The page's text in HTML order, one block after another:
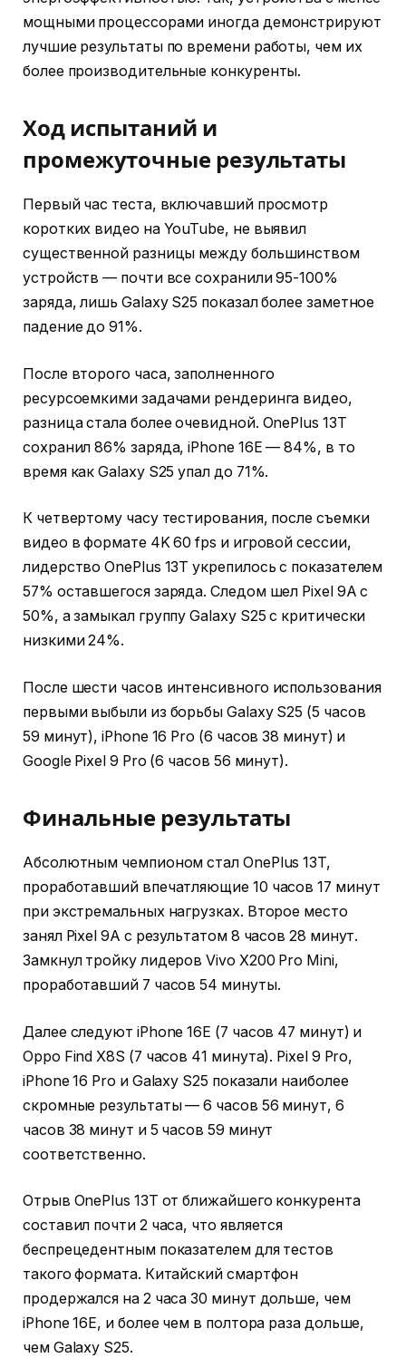
мощными процессорами иногда демонстрируют
лучшие результаты по времени работы, чем их
более производительные конкуренты.
Ход испытаний и
промежуточные результаты
Первый час теста, включавший просмотр
коротких видео на YouTube, не выявил
существенной разницы между большинством
устройств — почти все сохранили 95-100%
заряда, лишь Galaxy S25 показал более заметное
падение до 91%.
После второго часа, заполненного
ресурсоемкими задачами рендеринга видео,
разница стала более очевидной. OnePlus 13T
сохранил 86% заряда, iPhone 16E — 84%, в то
время как Galaxy S25 упал до 71%.
К четвертому часу тестирования, после съемки
видео в формате 4K 60 fps и игровой сессии,
лидерство OnePlus 13T укрепилось с показателем
57% оставшегося заряда. Следом шел Pixel 9A с
50%, а замыкал группу Galaxy S25 с критически
низкими 24%.
После шести часов интенсивного использования
первыми выбыли из борьбы Galaxy S25 (5 часов
59 минут), iPhone 16 Pro (6 часов 38 минут) и
Google Pixel 9 Pro (6 часов 56 минут).
Финальные результаты
Абсолютным чемпионом стал OnePlus 13T,
проработавший впечатляющие 10 часов 17 минут
при экстремальных нагрузках. Второе место
занял Pixel 9A с результатом 8 часов 28 минут.
Замкнул тройку лидеров Vivo X200 Pro Mini,
проработавший 7 часов 54 минуты.
Далее следуют iPhone 16E (7 часов 47 минут) и
Oppo Find X8S (7 часов 41 минута). Pixel 9 Pro,
iPhone 16 Pro и Galaxy S25 показали наиболее
скромные результаты — 6 часов 56 минут, 6
часов 38 минут и 5 часов 59 минут
соответственно.
Отрыв OnePlus 13T от ближайшего конкурента
составил почти 2 часа, что является
беспрецедентным показателем для тестов
такого формата. Китайский смартфон
продержался на 2 часа 30 минут дольше, чем
iPhone 16E, и более чем в полтора раза дольше,
чем Galaxy S25.